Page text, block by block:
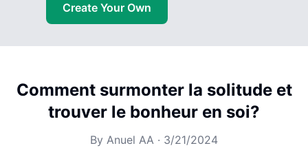
Create Your Own
Comment surmonter la solitude et
trouver le bonheur en soi?
By Anuel AA · 3/21/2024